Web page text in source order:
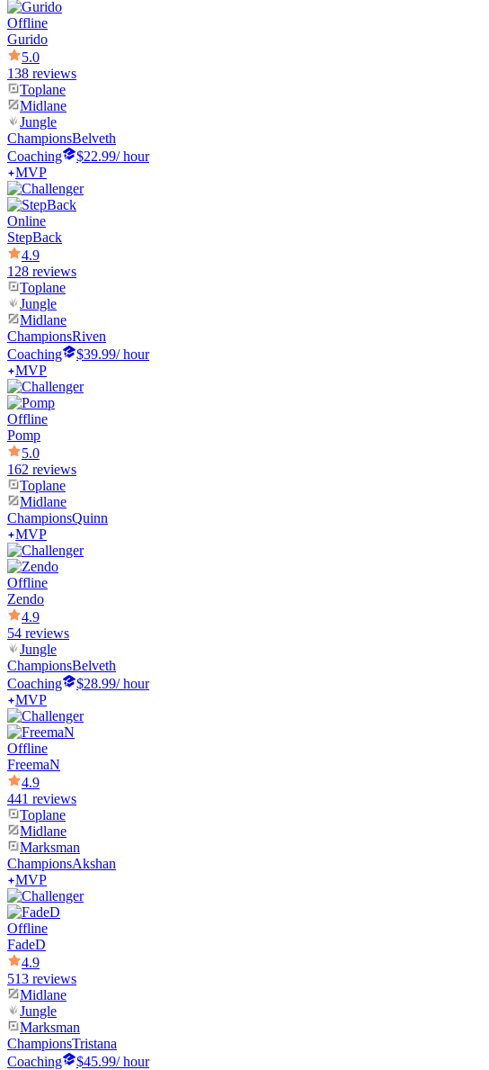
Offline
Gurido
5.0
138 reviews
Toplane
Midlane
Jungle
ChampionsBelveth
Coaching
$22.99/ hour
MVP
Online
StepBack
4.9
128 reviews
Toplane
Jungle
Midlane
ChampionsRiven
Coaching
$39.99/ hour
MVP
Offline
Pomp
5.0
162 reviews
Toplane
Midlane
ChampionsQuinn
MVP
Offline
Zendo
4.9
54 reviews
Jungle
ChampionsBelveth
Coaching
$28.99/ hour
MVP
Offline
FreemaN
4.9
441 reviews
Toplane
Midlane
Marksman
ChampionsAkshan
MVP
Offline
FadeD
4.9
513 reviews
Midlane
Jungle
Marksman
ChampionsTristana
Coaching
$45.99/ hour